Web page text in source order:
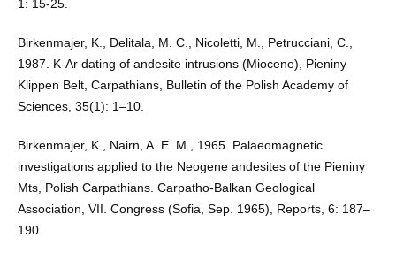
1: 15-25.
Birkenmajer, K., Delitala, M. C., Nicoletti, M., Petrucciani, C.,
1987. K-Ar dating of andesite intrusions (Miocene), Pieniny
Klippen Belt, Carpathians, Bulletin of the Polish Academy of
Sciences, 35(1): 1–10.
Birkenmajer, K., Nairn, A. E. M., 1965. Palaeomagnetic
investigations applied to the Neogene andesites of the Pieniny
Mts, Polish Carpathians. Carpatho-Balkan Geological
Association, VII. Congress (Sofia, Sep. 1965), Reports, 6: 187–
190.